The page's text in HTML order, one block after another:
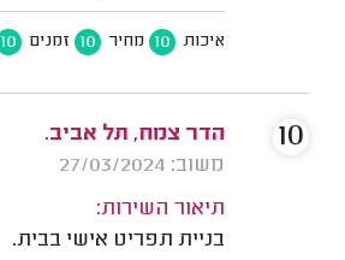
איכות 10 מחיר 10 זמנים 10
הדר צמח, תל אביב.
משוב: 27/03/2024
תיאור השירות:
בניית תפריט אישי בבית.
10